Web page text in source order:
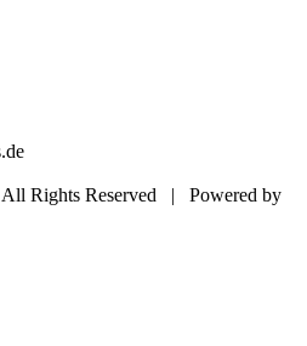
Rights Reserved | Powered by